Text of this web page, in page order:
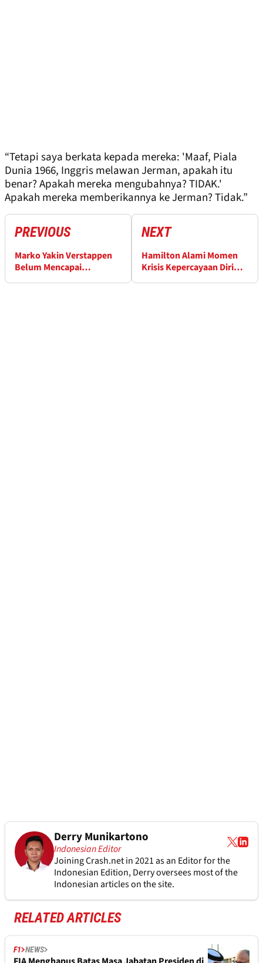
“Tetapi saya berkata kepada mereka: 'Maaf, Piala
Dunia 1966, Inggris melawan Jerman, apakah itu
benar? Apakah mereka mengubahnya? TIDAK.'
Apakah mereka memberikannya ke Jerman? Tidak.”
PREVIOUS
Marko Yakin Verstappen
Belum Mencapai
NEXT
Hamilton Alami Momen
Krisis Kepercayaan Diri
Derry Munikartono
Indonesian Editor
Joining Crash.net in 2021 as an Editor for the
Indonesian Edition, Derry oversees most of the
Indonesian articles on the site.
RELATED ARTICLES
F1 NEWS